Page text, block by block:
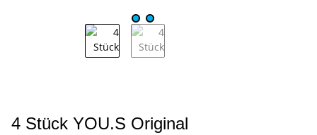
4 Stück YOU.S Original